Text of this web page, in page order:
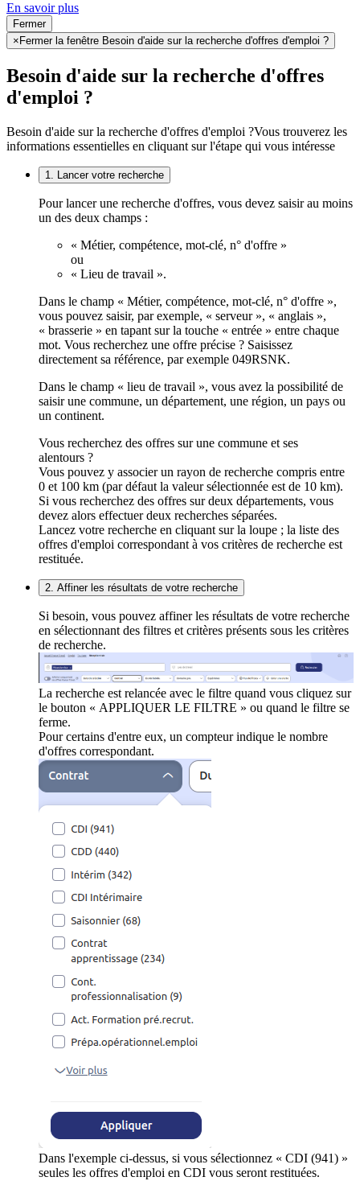
En savoir plus
Fermer
× Fermer la fenêtre Besoin d'aide sur la recherche d'offres d'emploi ?
Besoin d'aide sur la recherche d'offres
d'emploi ?
Besoin d'aide sur la recherche d'offres d'emploi ?Vous trouverez les
informations essentielles en cliquant sur l'étape qui vous intéresse
1. Lancer votre recherche
Pour lancer une recherche d'offres, vous devez saisir au moins
un des deux champs :
« Métier, compétence, mot-clé, n° d'offre »
ou
« Lieu de travail ».
Dans le champ « Métier, compétence, mot-clé, n° d'offre »,
vous pouvez saisir, par exemple, « serveur », « anglais »,
« brasserie » en tapant sur la touche « entrée » entre chaque
mot. Vous recherchez une offre précise ? Saisissez
directement sa référence, par exemple 049RSNK.
Dans le champ « lieu de travail », vous avez la possibilité de
saisir une commune, un département, une région, un pays ou
un continent.
Vous recherchez des offres sur une commune et ses
alentours ?
Vous pouvez y associer un rayon de recherche compris entre
0 et 100 km (par défaut la valeur sélectionnée est de 10 km).
Si vous recherchez des offres sur deux départements, vous
devez alors effectuer deux recherches séparées.
Lancez votre recherche en cliquant sur la loupe ; la liste des
offres d'emploi correspondant à vos critères de recherche est
restituée.
2. Affiner les résultats de votre recherche
Si besoin, vous pouvez affiner les résultats de votre recherche
en sélectionnant des filtres et critères présents sous les critères
de recherche.
La recherche est relancée avec le filtre quand vous cliquez sur
le bouton « APPLIQUER LE FILTRE » ou quand le filtre se
ferme.
Pour certains d'entre eux, un compteur indique le nombre
d'offres correspondant.
Dans l'exemple ci-dessus, si vous sélectionnez « CDI (941) »
seules les offres d'emploi en CDI vous seront restituées.